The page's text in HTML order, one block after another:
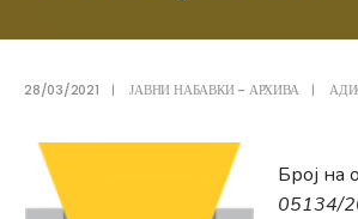
28/03/2021 | ЈАВНИ НАБАВКИ - АРХИВА |
Број на
05134/